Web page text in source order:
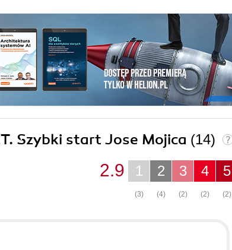
Szybki start Jose Mojica (14)
5
(2)
4
(2)
3
(2)
2
(4)
1
(3)
2.9